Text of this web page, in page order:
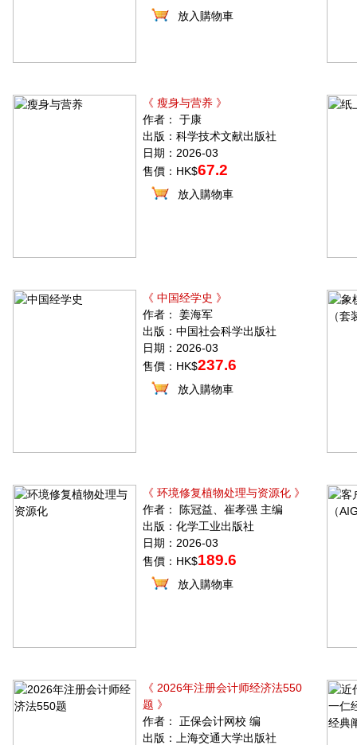
放入購物車
《 瘦身与营养 》
作者： 于康
出版：科学技术文献出版社
日期：2026-03
售價：HK$67.2
放入購物車
《 中国经学史 》
作者： 姜海军
出版：中国社会科学出版社
日期：2026-03
售價：HK$237.6
放入購物車
《 环境修复植物处理与资源化 》
作者： 陈冠益、崔孝强 主编
出版：化学工业出版社
日期：2026-03
售價：HK$189.6
放入購物車
《 2026年注册会计师经济法550
题 》
作者： 正保会计网校 编
出版：上海交通大学出版社